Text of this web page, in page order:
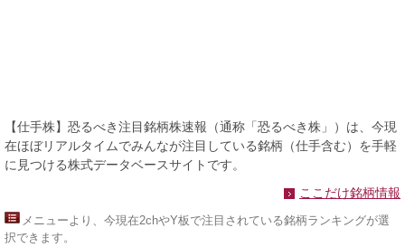
【仕手株】恐るべき注目銘柄株速報（通称「恐るべき株」）は、今現
在ほぼリアルタイムでみんなが注目している銘柄（仕手含む）を手軽
に見つける株式データベースサイトです。
ここだけ銘柄情報
メニューより、今現在2chやY板で注目されている銘柄ランキングが選
択できます。